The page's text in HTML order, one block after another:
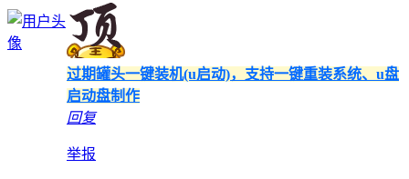
过期罐头一键装机(u启动)，支持一键重装系统、u盘
启动盘制作
回复
举报